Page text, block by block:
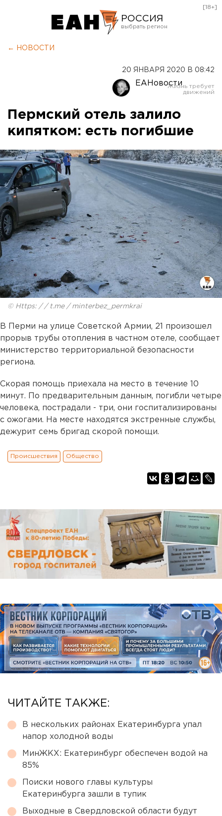
РОССИЯ
Оренбург
[18+]
← НОВОСТИ
20 ЯНВАРЯ 2020 В 08:42
ЕАНовости
Пермский отель залило
кипятком: есть погибшие
© Https: / / t.me / minterbez_permkrai
В Перми на улице Советской Армии, 21 произошел
прорыв трубы отопления в частном отеле, сообщает
министерство территориальной безопасности
региона.
Скорая помощь приехала на место в течение 10
минут. По предварительным данным, погибли четыре
человека, пострадали - три, они госпитализированы
с ожогами. На месте находятся экстренные службы,
дежурит семь бригад скорой помощи.
Происшествия Общество
ЧИТАЙТЕ ТАКЖЕ:
В нескольких районах Екатеринбурга упал
напор холодной воды
МинЖКХ: Екатеринбург обеспечен водой на
85%
Поиски нового главы культуры
Екатеринбурга зашли в тупик
Выходные в Свердловской области будут